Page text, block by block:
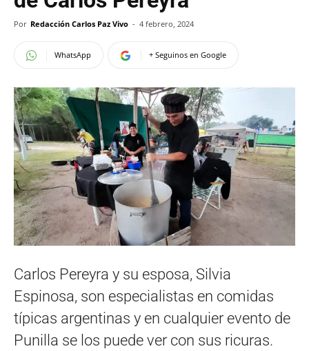
Por Redacción Carlos Paz Vivo - 4 febrero, 2024
WhatsApp + Seguinos en Google
Carlos Pereyra y su esposa, Silvia
Espinosa, son especialistas en comidas
típicas argentinas y en cualquier evento de
Punilla se los puede ver con sus ricuras.